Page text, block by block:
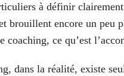
à définir
brouillent encore un peu
coaching, ce qu’est
dans la réalité, existe